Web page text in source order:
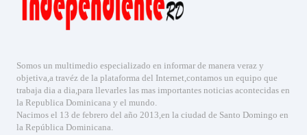
Somos un multimedio especializado en informar de manera veraz y
objetiva,a travéz de la plataforma del Internet,contamos un equipo que
trabaja dia a dia,para llevarles las mas importantes noticias acontecidas en
la Republica Dominicana y el mundo.
Nacimos el 13 de febrero del año 2013,en la ciudad de Santo Domingo en
la República Dominicana.